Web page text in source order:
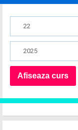
22
2025